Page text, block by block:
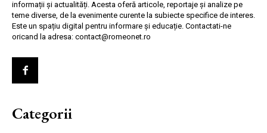
informații și actualități. Acesta oferă articole, reportaje și analize pe
teme diverse, de la evenimente curente la subiecte specifice de interes.
Este un spațiu digital pentru informare și educație. Contactati-ne
oricand la adresa: contact@romeonet.ro
Categorii